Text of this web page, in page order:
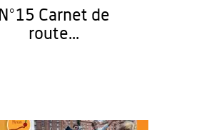
N°15 Carnet de
route...